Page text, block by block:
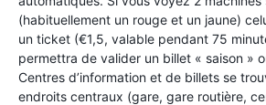
(habituellement un rouge et un jaune)
un ticket (€1,5, valable pendant 75
permettra de valider un billet « saison »
Centres d’information et de billets se
endroits centraux (gare, gare routière,